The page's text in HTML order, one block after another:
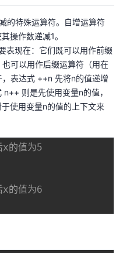
的特殊运算符。自增运算符
操作数递减1。
表现在：它们既可以用作前缀
可以用作后缀运算符（用在
表达式 ++n 先将n的值递增
则是先使用变量n的值，
使用变量n的值的上下文来
的值为5
的值为6